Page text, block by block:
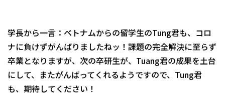
学長から一言：ベトナムからの留学生のTung君も、コロ
ナに負けずがんばりましたねッ！課題の完全解決に至らず
卒業となりますが、次の卒研生が、Tuang君の成果を土台
にして、またがんばってくれるようですので、Tung君
も、期待してください！